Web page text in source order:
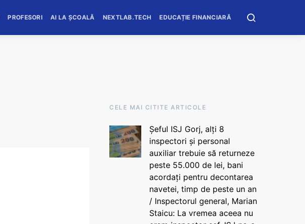
PROFESORI AI LA ȘCOALĂ NEXTLAB.TECH EDUCAȚIE FINANCIARĂ
CELE MAI CITITE ARTICOLE
Șeful ISJ Gorj, alți 8
inspectori și personal
auxiliar trebuie să returneze
peste 55.000 de lei, bani
acordați pentru decontarea
navetei, timp de peste un an
/ Inspectorul general, Marian
Staicu: La vremea aceea nu